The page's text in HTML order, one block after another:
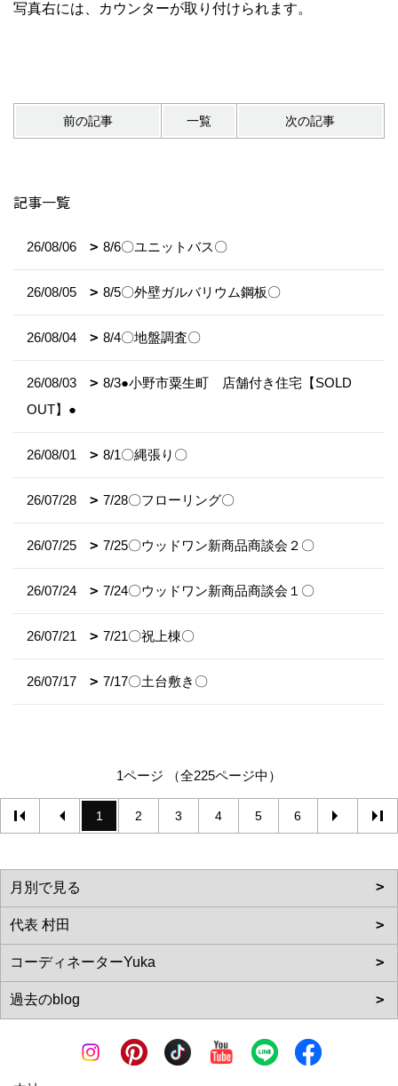
写真右には、カウンターが取り付けられます。
前の記事 一覧 次の記事
記事一覧
26/08/06 8/6〇ユニットバス〇
26/08/05 8/5〇外壁ガルバリウム鋼板〇
26/08/04 8/4〇地盤調査〇
26/08/03
8/3●小野市粟生町 店舗付き住宅【SOLD
OUT】●
26/08/01 8/1〇縄張り〇
26/07/28 7/28〇フローリング〇
26/07/25 7/25〇ウッドワン新商品商談会２〇
26/07/24 7/24〇ウッドワン新商品商談会１〇
26/07/21 7/21〇祝上棟〇
26/07/17 7/17〇土台敷き〇
1ページ （全225ページ中）
1 2 3 4 5 6